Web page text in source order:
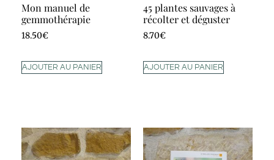
Mon manuel de
gemmothérapie
18.50€
AJOUTER AU PANIER
45 plantes sauvages à
récolter et déguster
8.70€
AJOUTER AU PANIER